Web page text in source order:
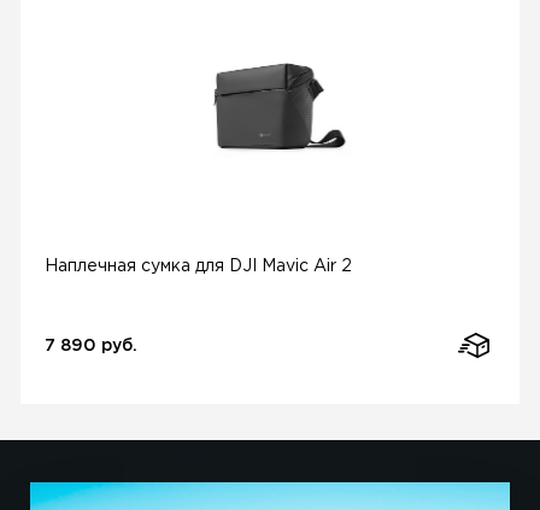
Наплечная сумка для DJI Mavic Air 2
7 890 руб.